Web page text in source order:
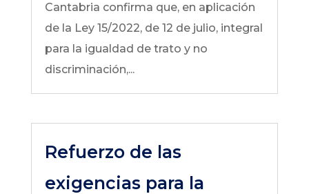
Cantabria confirma que, en aplicación
de la Ley 15/2022, de 12 de julio, integral
para la igualdad de trato y no
discriminación,...
Refuerzo de las
exigencias para la